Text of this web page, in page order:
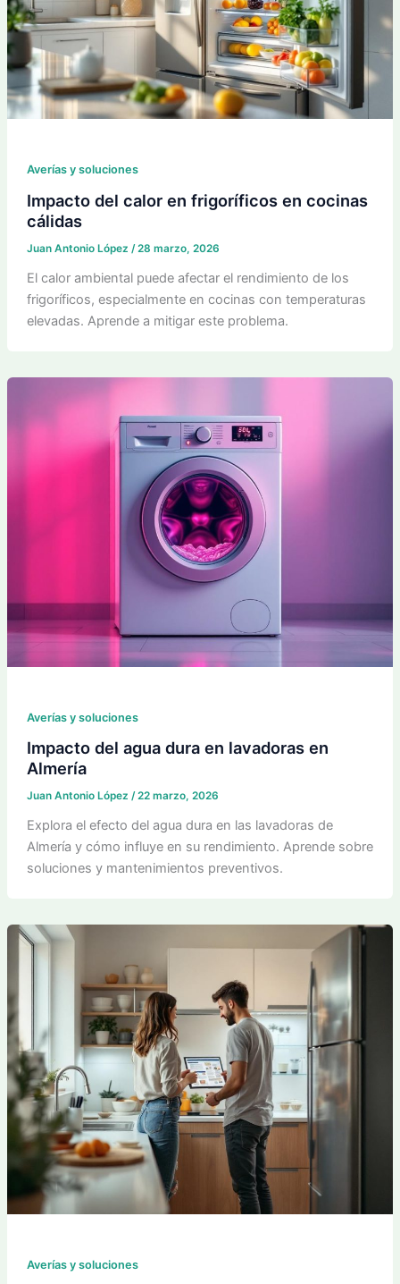
Averías y soluciones
Impacto del calor en frigoríficos en cocinas
cálidas
Juan Antonio López /28 marzo, 2026
El calor ambiental puede afectar el rendimiento de los
frigoríficos, especialmente en cocinas con temperaturas
elevadas. Aprende a mitigar este problema.
Averías y soluciones
Impacto del agua dura en lavadoras en
Almería
Juan Antonio López /22 marzo, 2026
Explora el efecto del agua dura en las lavadoras de
Almería y cómo influye en su rendimiento. Aprende sobre
soluciones y mantenimientos preventivos.
Averías y soluciones